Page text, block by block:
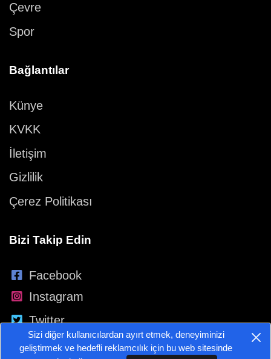
Çevre
Spor
Bağlantılar
Künye
KVKK
İletişim
Gizlilik
Çerez Politikası
Bizi Takip Edin
Facebook
Instagram
Twitter
YouTube
Sizi diğer kullanıcılardan ayırt etmek, deneyiminizi
geliştirmek ve hedefli reklamcılık için bu web sitesinde